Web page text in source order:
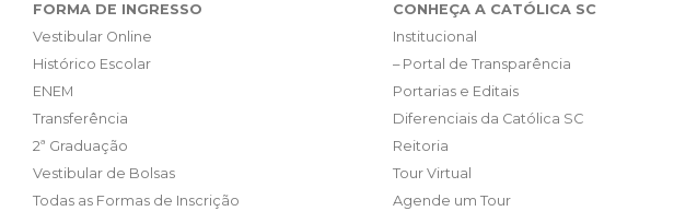
FORMA DE INGRESSO
Vestibular Online
Histórico Escolar
ENEM
Transferência
2ª Graduação
Vestibular de Bolsas
Todas as Formas de Inscrição
CONHEÇA A CATÓLICA SC
Institucional
– Portal de Transparência
Portarias e Editais
Diferenciais da Católica SC
Reitoria
Tour Virtual
Agende um Tour